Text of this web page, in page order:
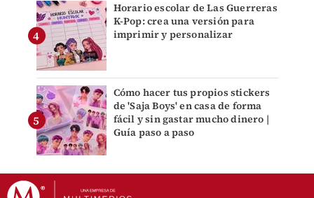
Horario escolar de Las Guerreras
K-Pop: crea una versión para
imprimir y personalizar
Cómo hacer tus propios stickers
de 'Saja Boys' en casa de forma
fácil y sin gastar mucho dinero |
Guía paso a paso